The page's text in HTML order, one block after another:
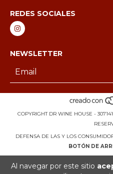
Al navegar por este sitio
REDES SOCIALES
NEWSLETTER
COPYRIGHT DR WINE HOUSE -
DEFENSA DE LAS Y LOS
BOTÓN DE